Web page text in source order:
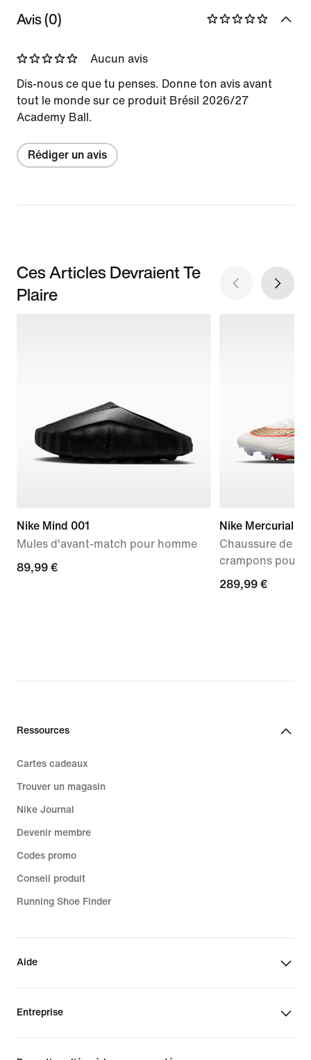
Avis (0)
Aucun avis
Dis-nous ce que tu penses. Donne ton avis avant
tout le monde sur ce produit Brésil 2026/27
Academy Ball.
Rédiger un avis
Ces Articles Devraient Te
Plaire
Nike Mind 001
Mules d'avant-match pour homme
89,99 €
89,99 €
Nike Mercurial
Chaussure de
crampons pour
289,99 €
289,99 €
Ressources
Cartes cadeaux
Trouver un magasin
Nike Journal
Devenir membre
Codes promo
Conseil produit
Running Shoe Finder
Aide
Entreprise